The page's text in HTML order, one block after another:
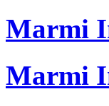
Marmi
Marmi